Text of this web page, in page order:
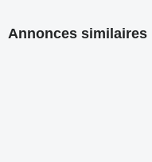
Annonces similaires